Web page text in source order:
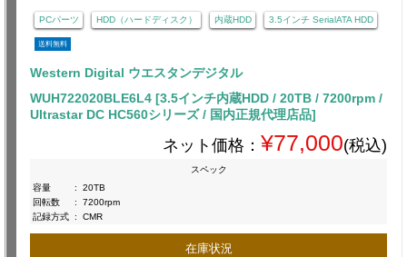
PCパーツ HDD（ハードディスク） 内蔵HDD 3.5インチ SerialATA HDD
送料無料
Western Digital ウエスタンデジタル
WUH722020BLE6L4 [3.5インチ内蔵HDD / 20TB / 7200rpm /
Ultrastar DC HC560シリーズ / 国内正規代理店品]
ネット価格： ¥77,000(税込)
スペック
容量
:
20TB
回転数
:
7200rpm
記録方式 : CMR
在庫状況